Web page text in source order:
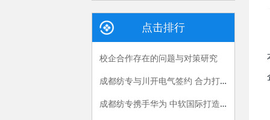
点击排行
校企合作存在的问题与对策研究
成都纺专与川开电气签约 合力打造产教融合新范式
成都纺专携手华为 中软国际打造信创产业学院“标杆”